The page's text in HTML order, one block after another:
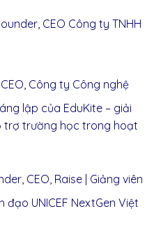
CEO Công ty TNHH
Công ty Công nghệ
lập của EduKite – giải
trợ trường học trong hoạt
CEO, Raise | Giảng viên
đạo UNICEF NextGen Việt